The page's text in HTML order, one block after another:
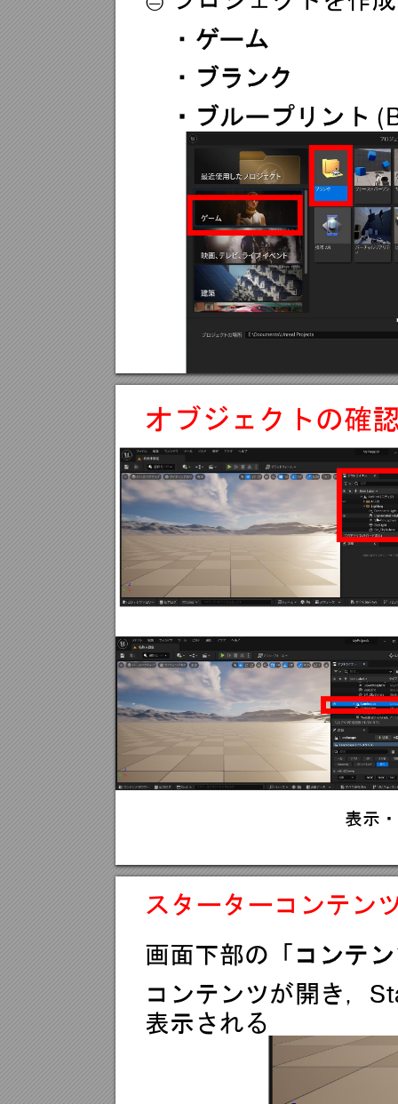
・ ゲーム
・ ブランク
・ブループリント
オブジェクトの確
表示
スターターコンテン
画面下部の「 コンテ
コンテンツが開き，
表示される